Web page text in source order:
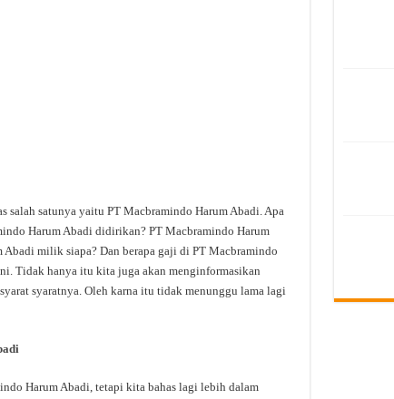
salah satunya yaitu PT Macbramindo Harum Abadi. Apa
Harum Abadi didirikan? PT Macbramindo Harum
milik siapa? Dan berapa gaji di PT Macbramindo
Tidak hanya itu kita juga akan menginformasikan
syaratnya. Oleh karna itu tidak menunggu lama lagi
Harum Abadi, tetapi kita bahas lagi lebih dalam